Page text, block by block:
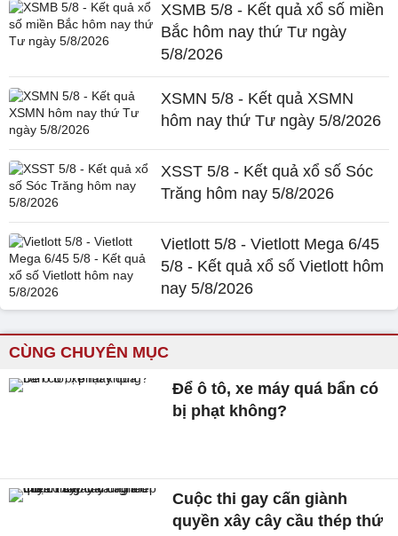
XSMB 5/8 - Kết quả xổ số miền
Bắc hôm nay thứ Tư ngày
5/8/2026
XSMN 5/8 - Kết quả XSMN
hôm nay thứ Tư ngày 5/8/2026
XSST 5/8 - Kết quả xổ số Sóc
Trăng hôm nay 5/8/2026
Vietlott 5/8 - Vietlott Mega 6/45
5/8 - Kết quả xổ số Vietlott hôm
nay 5/8/2026
CÙNG CHUYÊN MỤC
Để ô tô, xe máy quá bẩn có
bị phạt không?
Cuộc thi gay cấn giành
quyền xây cây cầu thép thứ